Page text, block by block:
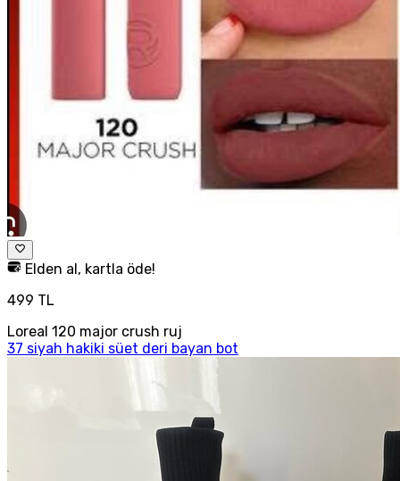
Elden al, kartla öde!
499 TL
Loreal 120 major crush ruj
37 siyah hakiki süet deri bayan bot